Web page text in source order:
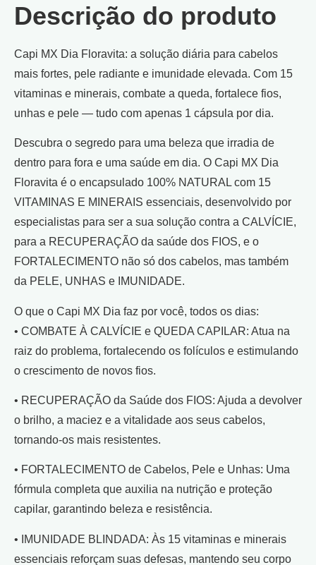
Descrição do produto
Capi MX Dia Floravita: a solução diária para cabelos
mais fortes, pele radiante e imunidade elevada. Com 15
vitaminas e minerais, combate a queda, fortalece fios,
unhas e pele — tudo com apenas 1 cápsula por dia.
Descubra o segredo para uma beleza que irradia de
dentro para fora e uma saúde em dia. O Capi MX Dia
Floravita é o encapsulado 100% NATURAL com 15
VITAMINAS E MINERAIS essenciais, desenvolvido por
especialistas para ser a sua solução contra a CALVÍCIE,
para a RECUPERAÇÃO da saúde dos FIOS, e o
FORTALECIMENTO não só dos cabelos, mas também
da PELE, UNHAS e IMUNIDADE.
O que o Capi MX Dia faz por você, todos os dias:
• COMBATE À CALVÍCIE e QUEDA CAPILAR: Atua na
raiz do problema, fortalecendo os folículos e estimulando
o crescimento de novos fios.
• RECUPERAÇÃO da Saúde dos FIOS: Ajuda a devolver
o brilho, a maciez e a vitalidade aos seus cabelos,
tornando-os mais resistentes.
• FORTALECIMENTO de Cabelos, Pele e Unhas: Uma
fórmula completa que auxilia na nutrição e proteção
capilar, garantindo beleza e resistência.
• IMUNIDADE BLINDADA: Às 15 vitaminas e minerais
essenciais reforçam suas defesas, mantendo seu corpo